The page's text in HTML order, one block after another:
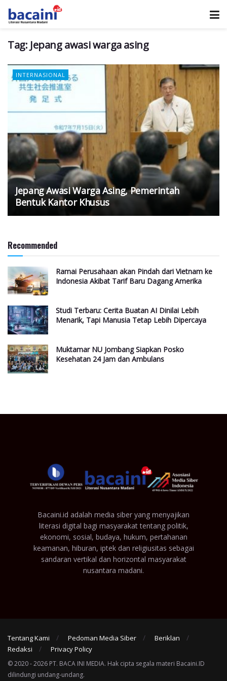
Tag: Jepang awasi warga asing
INTERNASIONAL
Jepang Awasi Warga Asing, Pemerintah
Bentuk Kantor Khusus
Recommended
Ramai Perusahaan akan Pindah dari Vietnam ke
Indonesia Akibat Tarif Baru Dagang Amerika
Studi Terbaru: Cerita Buatan AI Dinilai Lebih
Menarik, Tapi Manusia Tetap Lebih Dipercaya
Muktamar NU Jombang Siapkan Posko
Kesehatan 24 Jam dan Ambulans
Bacaini.id adalah media siber yang menyajikan
literasi digital bagi masyarakat tentang politik,
ekonomi, sosial, budaya, hukum, pertahanan
keamanan, hiburan, iptek dan religiusitas sebagai
sandaran vertikal dan horizontal masyarakat
nusantara madani.
Tentang Kami Pedoman Media Siber
Beriklan
Redaksi
Privacy Policy
© 2020 - 2026 PT. BACA INI MEDIA. Hak cipta segala materi Bacaini.ID
dilindungi undang-undang.